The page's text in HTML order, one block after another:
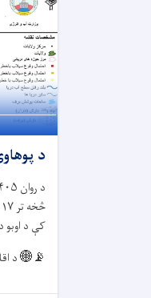
د
د روان
څخه تر ۱۷
کې د اوبو
📡🌐د